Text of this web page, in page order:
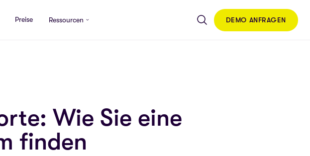
Preise Ressourcen DEMO ANFRAGEN
Wie Sie eine
finden